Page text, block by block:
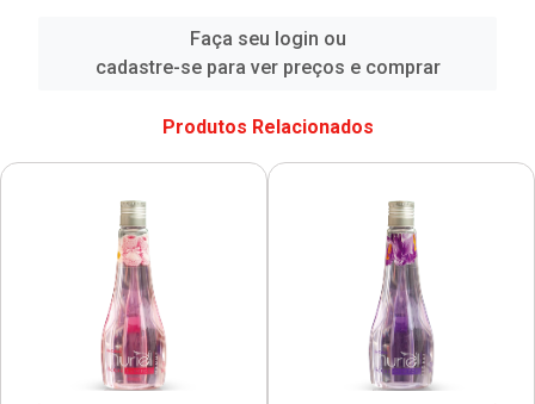
Faça seu login ou
cadastre-se para ver preços e comprar
Produtos Relacionados